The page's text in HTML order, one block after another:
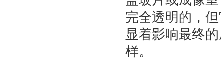
完全透明的，
显着影响最终
样。